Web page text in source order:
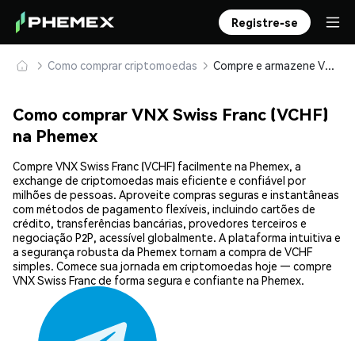
Registre-se
Como comprar criptomoedas Compre e armazene VNX Swiss Franc (VCHF) com segurança
Como comprar VNX Swiss Franc (VCHF)
na Phemex
Compre VNX Swiss Franc (VCHF) facilmente na Phemex, a
exchange de criptomoedas mais eficiente e confiável por
milhões de pessoas. Aproveite compras seguras e instantâneas
com métodos de pagamento flexíveis, incluindo cartões de
crédito, transferências bancárias, provedores terceiros e
negociação P2P, acessível globalmente. A plataforma intuitiva e
a segurança robusta da Phemex tornam a compra de VCHF
simples. Comece sua jornada em criptomoedas hoje — compre
VNX Swiss Franc de forma segura e confiante na Phemex.